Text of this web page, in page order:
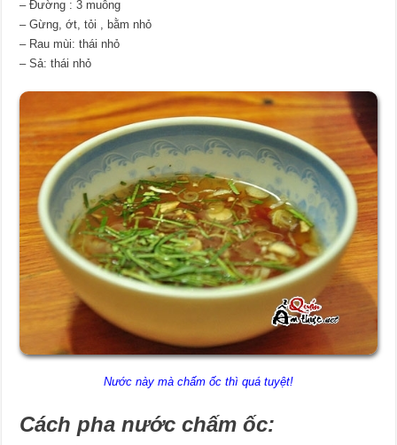
– Đường : 3 muỗng
– Gừng, ớt, tỏi , bằm nhỏ
– Rau mùi: thái nhỏ
– Sả: thái nhỏ
Nước này mà chấm ốc thì quá tuyệt!
Cách pha nước chấm ốc: